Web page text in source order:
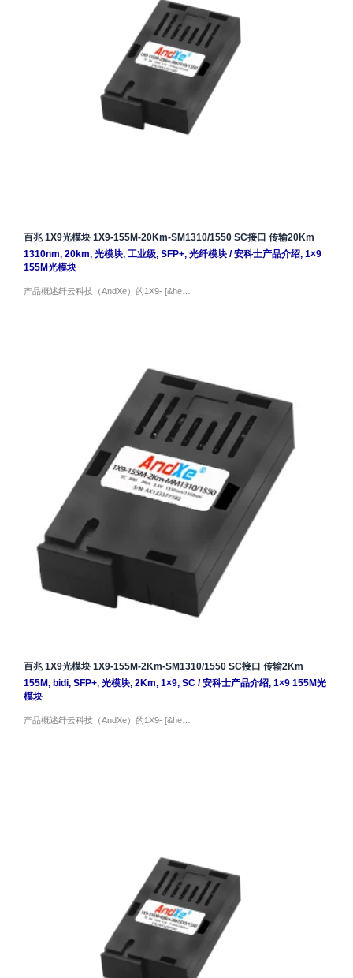
百兆 1X9光模块 1X9-155M-20Km-SM1310/1550 SC接口 传输20Km
1310nm, 20km, 光模块, 工业级, SFP+, 光纤模块/安科士产品介绍, 1×9
155M光模块
产品概述纤云科技（AndXe）的1X9- [&he…
百兆 1X9光模块 1X9-155M-2Km-SM1310/1550 SC接口 传输2Km
155M, bidi, SFP+, 光模块, 2Km, 1×9, SC/安科士产品介绍, 1×9 155M光
模块
产品概述纤云科技（AndXe）的1X9- [&he…